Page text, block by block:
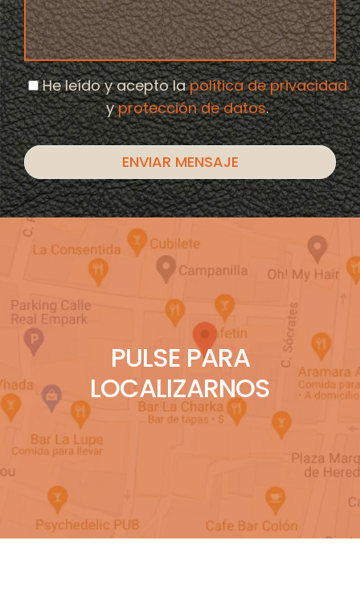
He leído y acepto lapolítica de privacidad
yprotección de datos.
PULSE PARA
LOCALIZARNOS